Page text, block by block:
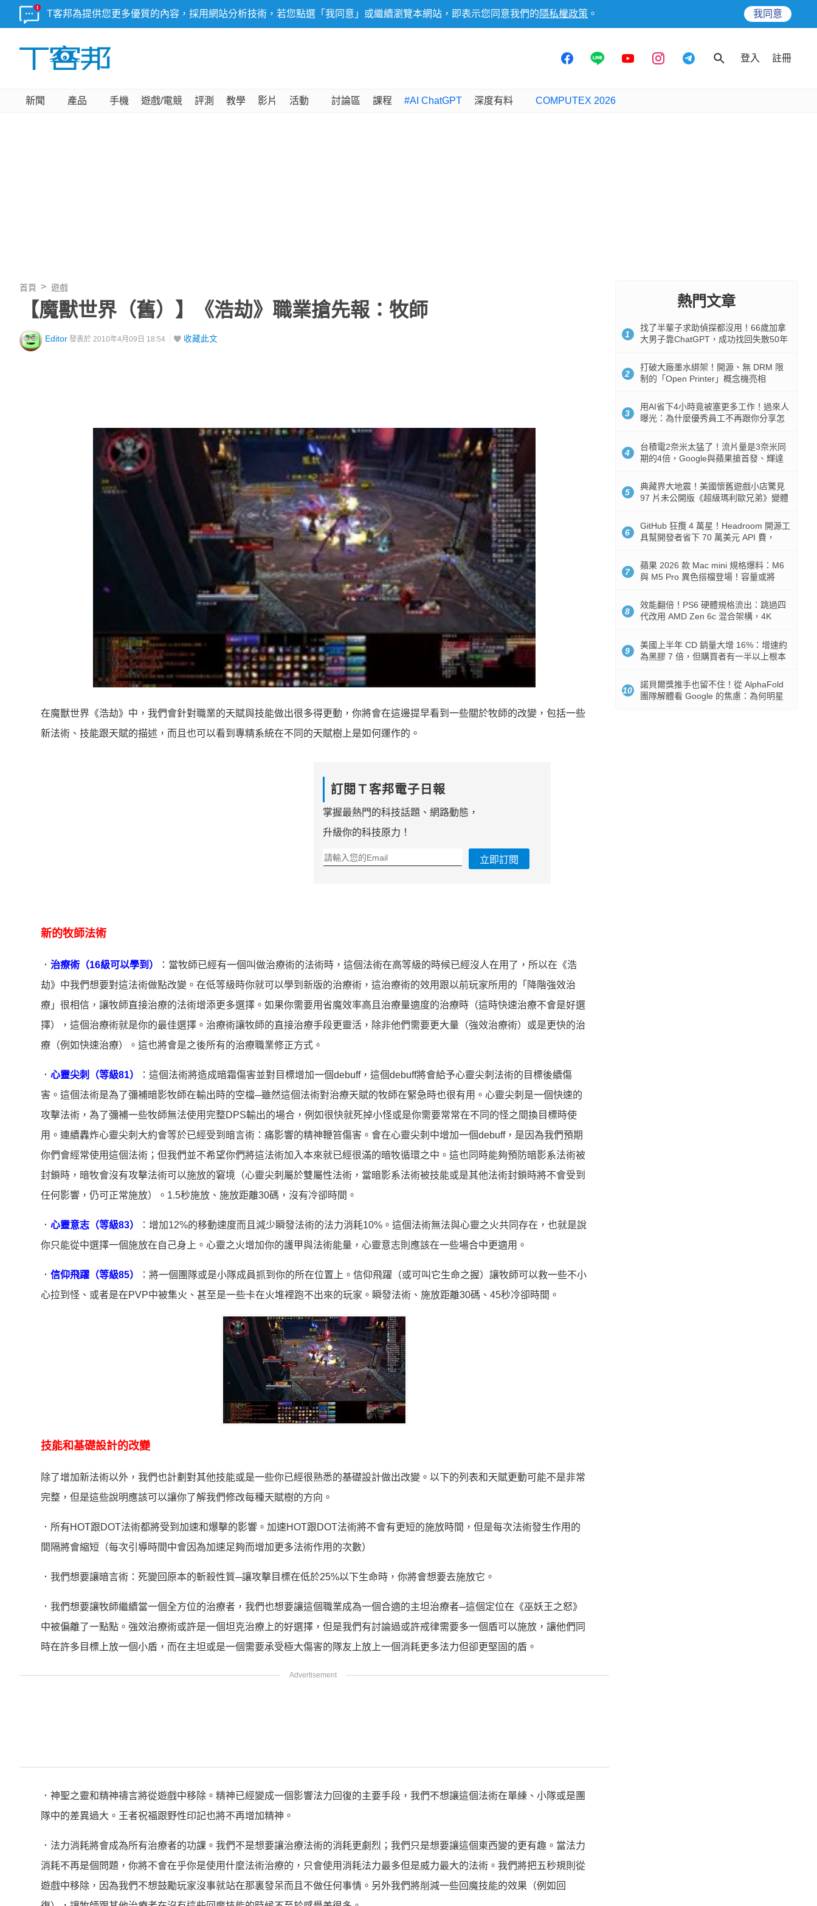
T客邦為提供您更多優質的內容，採用網站分析技術，若您點選「我同意」或繼續瀏覽本網站，即表示您同意我們的 隱私權政策 。 我同意
登入 註冊
新聞 產品 手機 遊戲/電競 評測 教學 影片 活動 討論區 課程 #AI ChatGPT 深度有料 COMPUTEX 2026
首頁 遊戲
【魔獸世界（舊）】《浩劫》職業搶先報：牧師
Editor 發表於 2010年4月09日 18:54 收藏此文
在魔獸世界《浩劫》中，我們會針對職業的天賦與技能做出很多得更動，你將會在這邊提早看到一些關於牧師的改變，包括一些
新法術、技能跟天賦的描述，而且也可以看到專精系統在不同的天賦樹上是如何運作的。
訂閱Ｔ客邦電子日報
掌握最熱門的科技話題、網路動態，
升級你的科技原力！
立即訂閱
新的牧師法術
． 治療術（16級可以學到）
：當牧師已經有一個叫做治療術的法術時，這個法術在高等級的時候已經沒人在用了，所以在《浩
劫》中我們想要對這法術做點改變。在低等級時你就可以學到新版的治療術，這治療術的效用跟以前玩家所用的「降階強效治
療」很相信，讓牧師直接治療的法術增添更多選擇。如果你需要用省魔效率高且治療量適度的治療時（這時快速治療不會是好選
擇），這個治療術就是你的最佳選擇。治療術讓牧師的直接治療手段更靈活，除非他們需要更大量（強效治療術）或是更快的治
療（例如快速治療）。這也將會是之後所有的治療職業修正方式。
． 心靈尖刺（等級81）
：這個法術將造成暗霜傷害並對目標增加一個debuff，這個debuff將會給予心靈尖刺法術的目標後續傷
害。這個法術是為了彌補暗影牧師在輸出時的空檔─雖然這個法術對治療天賦的牧師在緊急時也很有用。心靈尖刺是一個快速的
攻擊法術，為了彌補一些牧師無法使用完整DPS輸出的場合，例如很快就死掉小怪或是你需要常常在不同的怪之間換目標時使
用。連續轟炸心靈尖刺大約會等於已經受到暗言術：痛影響的精神鞭笞傷害。會在心靈尖刺中增加一個debuff，是因為我們預期
你們會經常使用這個法術；但我們並不希望你們將這法術加入本來就已經很滿的暗牧循環之中。這也同時能夠預防暗影系法術被
封鎖時，暗牧會沒有攻擊法術可以施放的窘境（心靈尖刺屬於雙屬性法術，當暗影系法術被技能或是其他法術封鎖時將不會受到
任何影響，仍可正常施放）。1.5秒施放、施放距離30碼，沒有冷卻時間。
． 心靈意志（等級83）
：增加12%的移動速度而且減少瞬發法術的法力消耗10%。這個法術無法與心靈之火共同存在，也就是說
你只能從中選擇一個施放在自己身上。心靈之火增加你的護甲與法術能量，心靈意志則應該在一些場合中更適用。
． 信仰飛躍（等級85）
：將一個團隊或是小隊成員抓到你的所在位置上。信仰飛躍（或可叫它生命之握）讓牧師可以救一些不小
心拉到怪、或者是在PVP中被集火、甚至是一些卡在火堆裡跑不出來的玩家。瞬發法術、施放距離30碼、45秒冷卻時間。
技能和基礎設計的改變
除了增加新法術以外，我們也計劃對其他技能或是一些你已經很熟悉的基礎設計做出改變。以下的列表和天賦更動可能不是非常
完整，但是這些說明應該可以讓你了解我們修改每種天賦樹的方向。
．所有HOT跟DOT法術都將受到加速和爆擊的影響。加速HOT跟DOT法術將不會有更短的施放時間，但是每次法術發生作用的
間隔將會縮短（每次引導時間中會因為加速足夠而增加更多法術作用的次數）
．我們想要讓暗言術：死變回原本的斬殺性質─讓攻擊目標在低於25%以下生命時，你將會想要去施放它。
．我們想要讓牧師繼續當一個全方位的治療者，我們也想要讓這個職業成為一個合適的主坦治療者─這個定位在《巫妖王之怒》
中被偏離了一點點。強效治療術或許是一個坦克治療上的好選擇，但是我們有討論過或許戒律需要多一個盾可以施放，讓他們同
時在許多目標上放一個小盾，而在主坦或是一個需要承受極大傷害的隊友上放上一個消耗更多法力但卻更堅固的盾。
．神聖之靈和精神禱言將從遊戲中移除。精神已經變成一個影響法力回復的主要手段，我們不想讓這個法術在單練、小隊或是團
隊中的差異過大。王者祝福跟野性印記也將不再增加精神。
．法力消耗將會成為所有治療者的功課。我們不是想要讓治療法術的消耗更劇烈；我們只是想要讓這個東西變的更有趣。當法力
消耗不再是個問題，你將不會在乎你是使用什麼法術治療的，只會使用消耗法力最多但是威力最大的法術。我們將把五秒規則從
遊戲中移除，因為我們不想鼓勵玩家沒事就站在那裏發呆而且不做任何事情。另外我們將削減一些回魔技能的效果（例如回
熱門文章
1
找了半輩子求助偵探都沒用！66歲加拿
大男子靠ChatGPT，成功找回失散50年
2
打破大廠墨水綁架！開源、無 DRM 限
制的「Open Printer」概念機亮相
3
用AI省下4小時竟被塞更多工作！過來人
曝光：為什麼優秀員工不再跟你分享怎
4
台積電2奈米太猛了！流片量是3奈米同
期的4倍，Google與蘋果搶首發、輝達
5
典藏界大地震！美國懷舊遊戲小店驚見
97 片未公開版《超級瑪利歐兄弟》變體
6
GitHub 狂攬 4 萬星！Headroom 開源工
具幫開發者省下 70 萬美元 API 費，
7
蘋果 2026 款 Mac mini 規格爆料：M6
與 M5 Pro 異色搭檔登場！容量或將
8
效能翻倍！PS6 硬體規格流出：跳過四
代改用 AMD Zen 6c 混合架構，4K
9
美國上半年 CD 銷量大增 16%：增速約
為黑膠 7 倍，但購買者有一半以上根本
10
諾貝爾獎推手也留不住！從 AlphaFold
團隊解體看 Google 的焦慮：為何明星